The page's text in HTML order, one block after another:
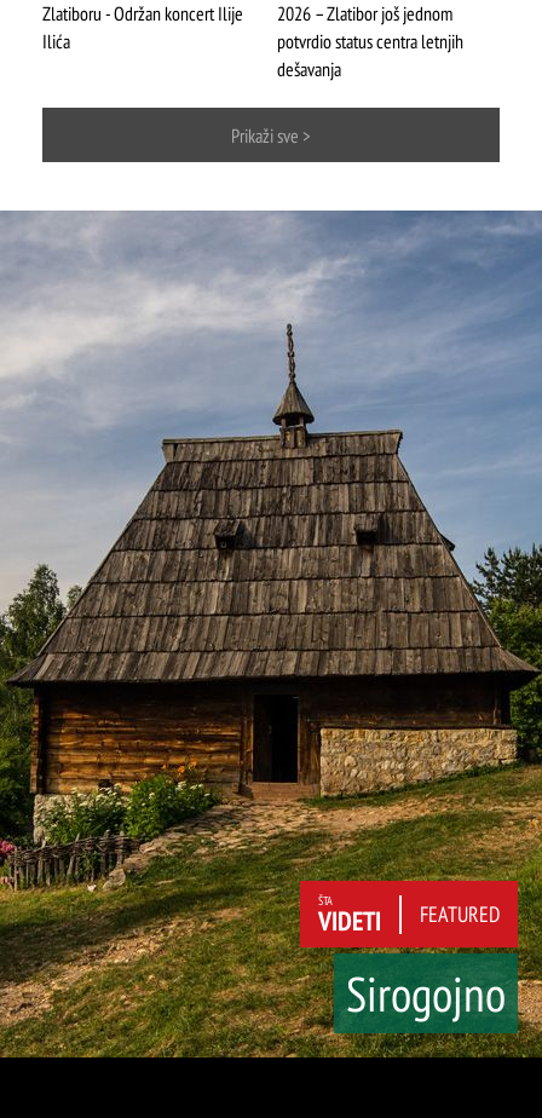
Zlatiboru - Održan koncert Ilije
Ilića
2026 – Zlatibor još jednom
potvrdio status centra letnjih
dešavanja
Prikaži sve >
ŠTA
VIDETI
Mokra gora
ŠTA
VIDETI FEATURED
Sirogojno